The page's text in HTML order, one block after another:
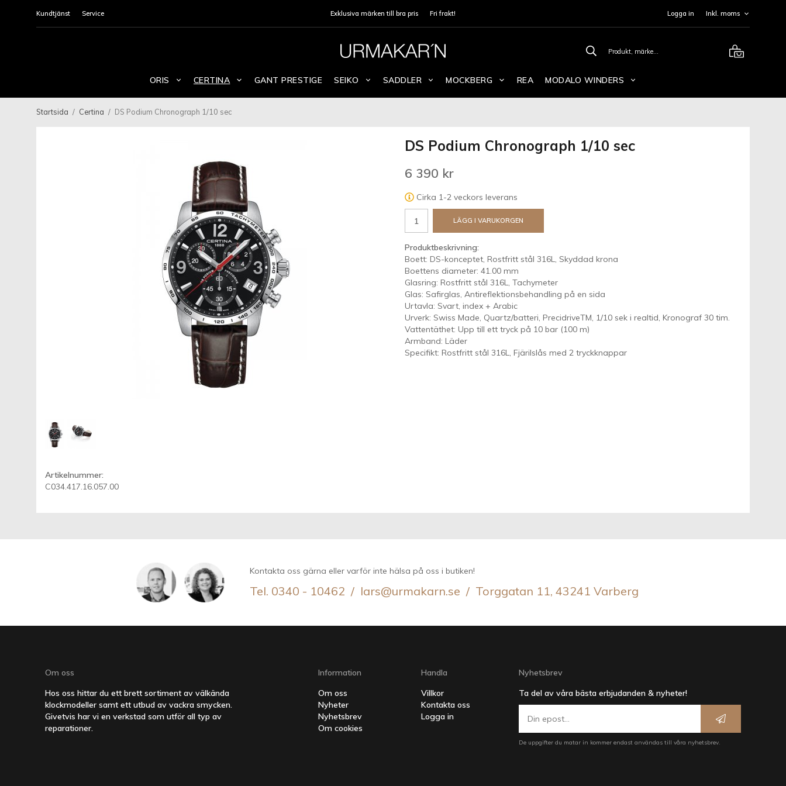
Kundtjänst Service Exklusiva märken till bra pris Fri frakt! Logga in
ORIS CERTINA GANT PRESTIGE SEIKO SADDLER MOCKBERG REA MODALO WINDERS
Startsida / Certina / DS Podium Chronograph 1/10 sec
DS Podium Chronograph 1/10 sec
6 390 kr
Cirka 1-2 veckors leverans
LÄGG I VARUKORGEN
Produktbeskrivning:
Boett: DS-konceptet, Rostfritt stål 316L, Skyddad krona
Boettens diameter: 41.00 mm
Glasring: Rostfritt stål 316L, Tachymeter
Glas: Safirglas, Antireflektionsbehandling på en sida
Urtavla: Svart, index + Arabic
Urverk: Swiss Made, Quartz/batteri, PrecidriveTM, 1/10 sek i realtid, Kronograf 30 tim.
Vattentäthet: Upp till ett tryck på 10 bar (100 m)
Armband: Läder
Specifikt: Rostfritt stål 316L, Fjärilslås med 2 tryckknappar
Artikelnummer:
C034.417.16.057.00
Kontakta oss gärna eller varför inte hälsa på oss i butiken!
Tel. 0340 - 10462 / lars@urmakarn.se / Torggatan 11, 43241 Varberg
Om oss
Hos oss hittar du ett brett sortiment av välkända
klockmodeller samt ett utbud av vackra smycken.
Givetvis har vi en verkstad som utför all typ av
reparationer.
Information
Om oss
Nyheter
Nyhetsbrev
Om cookies
Handla
Villkor
Kontakta oss
Logga in
Nyhetsbrev
Ta del av våra bästa erbjudanden & nyheter!
De uppgifter du matar in kommer endast användas till våra nyhetsbrev.